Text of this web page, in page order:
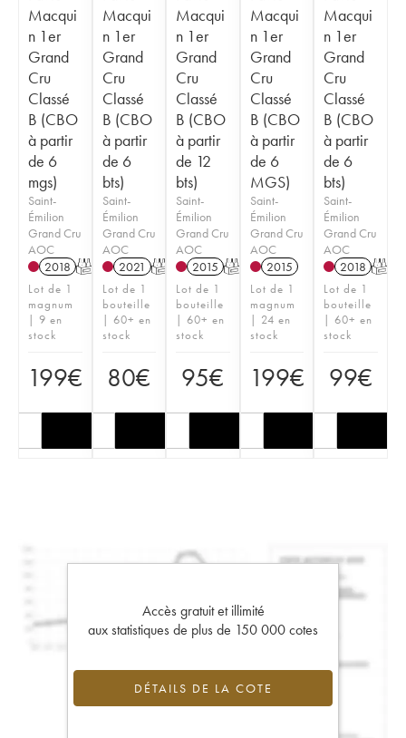
Macqui
n 1er
Grand
Cru
Classé
B (CBO
à partir
de 6
mgs)
Saint-
Émilion
Grand Cru
AOC
2018 T
Lot de 1
magnum
| 9 en
stock
199€
Macqui
n 1er
Grand
Cru
Classé
B (CBO
à partir
de 6
bts)
Saint-
Émilion
Grand Cru
AOC
2021 T
Lot de 1
bouteille
| 60+ en
stock
80€
Macqui
n 1er
Grand
Cru
Classé
B (CBO
à partir
de 12
bts)
Saint-
Émilion
Grand Cru
AOC
2015 T
Lot de 1
bouteille
| 60+ en
stock
95€
Macqui
n 1er
Grand
Cru
Classé
B (CBO
à partir
de 6
MGS)
Saint-
Émilion
Grand Cru
AOC
2015
Lot de 1
magnum
| 24 en
stock
199€
Macqui
n 1er
Grand
Cru
Classé
B (CBO
à partir
de 6
bts)
Saint-
Émilion
Grand Cru
AOC
2018 T
Lot de 1
bouteille
| 60+ en
stock
99€
Accès gratuit et illimité
aux statistiques de plus de 150 000 cotes
DÉTAILS DE LA COTE